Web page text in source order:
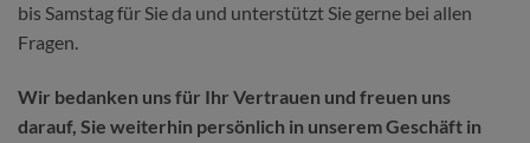
bis Samstag für Sie da und unterstützt Sie gerne bei allen
Fragen.
Wir bedanken uns für Ihr Vertrauen und freuen uns
darauf, Sie weiterhin persönlich in unserem Geschäft in